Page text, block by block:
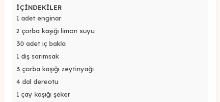
İÇİNDEKİLER
1 adet enginar
2 çorba kaşığı limon suyu
30 adet iç bakla
1 diş sarımsak
3 çorba kaşığı zeytinyağı
4 dal dereotu
1 çay kaşığı şeker